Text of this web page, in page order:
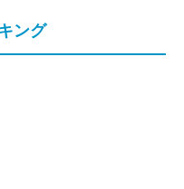
ング